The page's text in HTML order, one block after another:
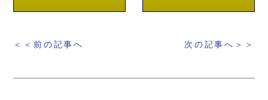
＜＜前の記事へ 次の記事へ＞＞